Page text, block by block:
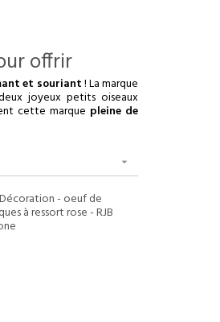
et souriant! La marque
joyeux petits oiseaux
cette marque pleine de
